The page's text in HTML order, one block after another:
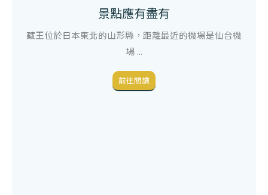
景點應有盡有
藏王位於日本東北的山形縣，距離最近的機場是仙台機
場 ...
前往閱讀